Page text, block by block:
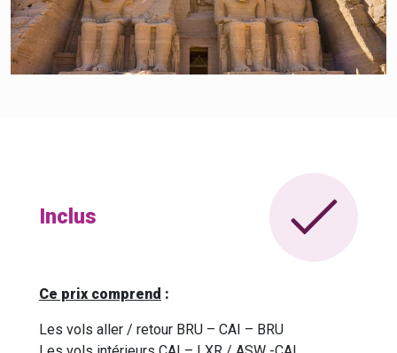
Inclus
Ce prix comprend :
Les vols aller / retour BRU – CAI – BRU